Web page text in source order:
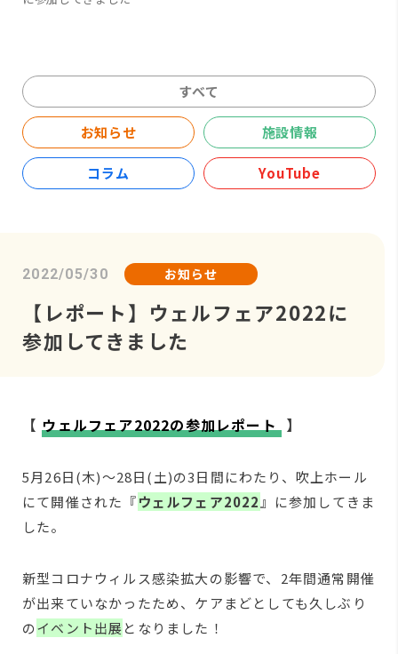
すべて
お知らせ 施設情報
コラム YouTube
2022/05/30 お知らせ
【レポート】ウェルフェア2022に
参加してきました
【 ウェルフェア2022の参加レポート 】
5月26日(木)～28日(土)の3日間にわたり、吹上ホール
にて開催された『ウェルフェア2022 』に参加してきま
した。
新型コロナウィルス感染拡大の影響で、2年間通常開催
が出来ていなかったため、ケアまどとしても久しぶり
のイベント出展となりました！